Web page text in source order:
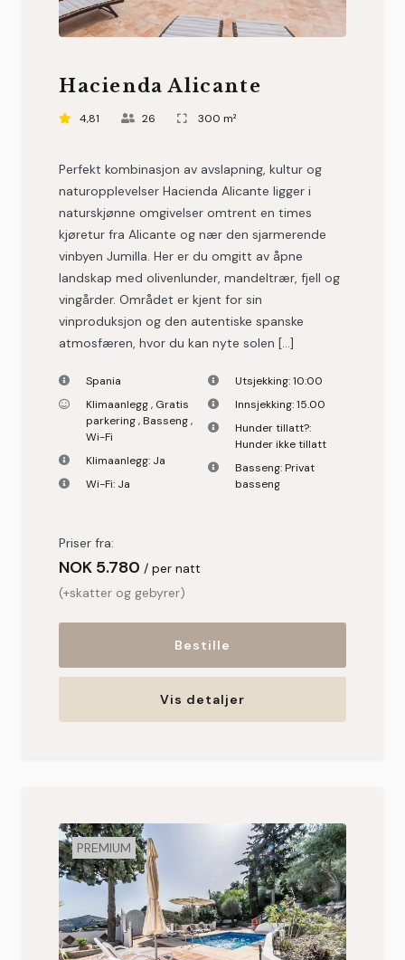
Hacienda Alicante
4,81 26 300 m²
Perfekt kombinasjon av avslapning, kultur og
naturopplevelser Hacienda Alicante ligger i
naturskjønne omgivelser omtrent en times
kjøretur fra Alicante og nær den sjarmerende
vinbyen Jumilla. Her er du omgitt av åpne
landskap med olivenlunder, mandeltrær, fjell og
vingårder. Området er kjent for sin
vinproduksjon og den autentiske spanske
atmosfæren, hvor du kan nyte solen […]
Spania
Klimaanlegg, Gratis
parkering,Basseng,
Wi-Fi
Klimaanlegg: Ja
Wi-Fi: Ja
Utsjekking:10:00
Innsjekking:15.00
Hunder tillatt?:
Hunder ikke tillatt
Basseng:Privat
basseng
Priser fra:
NOK 5.780
per natt
(+skatter og gebyrer)
Bestille
Vis detaljer
PREMIUM